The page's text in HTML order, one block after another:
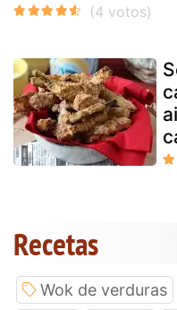
Recetas
Wok de verduras